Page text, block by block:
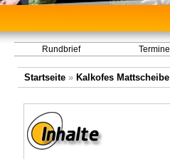
Rundbrief Termine
Startseite» Kalkofes Mattscheibe